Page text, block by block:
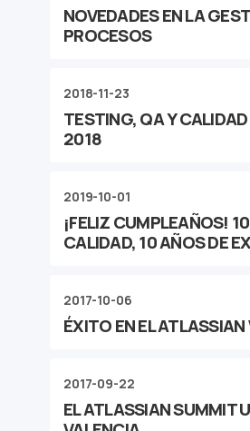
NOVEDADES EN LA
PROCESOS
2018-11-23
TESTING, QA Y
2018
2019-10-01
¡FELIZ CUMPLEAÑOS!
CALIDAD, 10 AÑOS DE
2017-10-06
ÉXITO EN EL ATLASSIAN
2017-09-22
EL ATLASSIAN SUMMIT